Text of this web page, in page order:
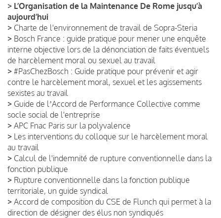
> L’Organisation de la Maintenance De Rome jusqu’à
aujourd’hui
> Charte de l'environnement de travail de Sopra-Steria
> Bosch France : guide pratique pour mener une enquête
interne objective lors de la dénonciation de faits éventuels
de harcèlement moral ou sexuel au travail
> #PasChezBosch : Guide pratique pour prévenir et agir
contre le harcèlement moral, sexuel et les agissements
sexistes au travail
> Guide de lʼAccord de Performance Collective comme
socle social de l'entreprise
> APC Fnac Paris sur la polyvalence
> Les interventions du colloque sur le harcèlement moral
au travail
> Calcul de l'indemnité de rupture conventionnelle dans la
fonction publique
> Rupture conventionnelle dans la fonction publique
territoriale, un guide syndical
> Accord de composition du CSE de Flunch qui permet à la
direction de désigner des élus non syndiqués